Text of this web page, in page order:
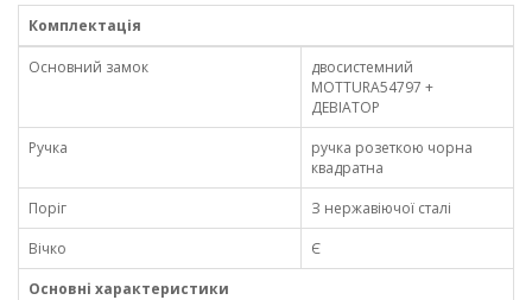
Комплектація
Основний замок
двосистемний
MOTTURA54797 +
ДЕВІАТОР
Ручка
ручка розеткою чорна
квадратна
Поріг
З нержавіючої сталі
Вічко
Є
Основні характеристики